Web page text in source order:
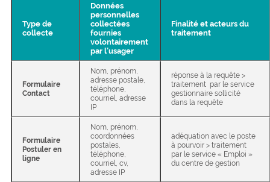
Type de
collecte
Données
personnelles
collectées
fournies
volontairement
par l’usager
Finalité et acteurs du
traitement
Formulaire
Contact
Nom, prénom,
adresse postale,
téléphone,
courriel, adresse
IP
réponse à la requête >
traitement par le service
gestionnaire sollicité
dans la requête
Formulaire
Postuler en
ligne
Nom, prénom,
coordonnées
postales,
téléphone,
courriel, cv,
adresse IP
adéquation avec le poste
à pourvoir > traitement
par le service « Emploi »
du centre de gestion